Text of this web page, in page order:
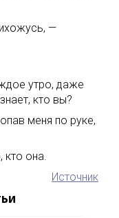
—
утро, даже
кто вы?
меня по руке,
кто она.
Источник